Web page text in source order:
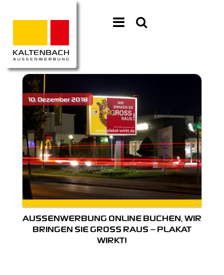
AUSSENWERBUNG ONLINE BUCHEN, WIR
BRINGEN SIE GROSS RAUS – PLAKAT
WIRKT!